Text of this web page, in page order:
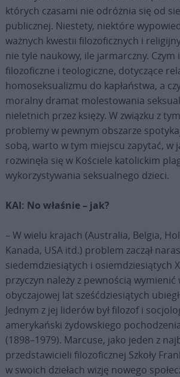
których czasami nie odróżnia się od
publicznej. Niestety, niektóre
ważnych kwestii filozoficznych i
nie tyle naukowy, ile jarmarczny.
filozoficzne i teologiczne, dotyczące
homoseksualizmu do kapłaństwa, a
moralny dramat molestowania
nieletnich przez księży. W związku z
problemy w pewnym obszarze
sobą, warto w tym miejscu zapytać, w
rozwinęła się w Kościele katolickim
wykorzystywania seksualnego dzieci.
KAI: No właśnie – jak?
– W wielu krajach (Australia, Belgia,
Kanada, USA itd.) problem zaczął
siedemdziesiątych i osiemdziesiątych
przyczyn należy z pewnością wymienić
obyczajowej lat sześćdziesiątych
Jednym z jej liderów był filozof i
amerykański żydowskiego
(1898–1979). Marcuse, jako jeden z
przedstawicieli filozoficznej Szkoły
w swoich dziełach wizję nowego